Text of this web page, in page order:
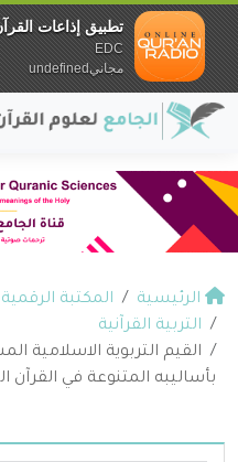
الرئيسية المكتبة الرقمية
التربية القرآنية
القيم التربوية الاسلامية
بأساليبه المتنوعة في القرآن
تطبيق إذاعات
EDC
مجانيundefined